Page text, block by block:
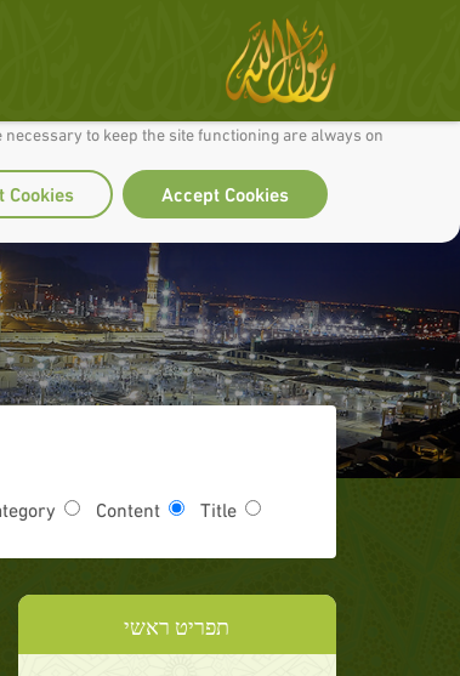
site work well for you and so we can continually improve it.
necessary to keep the site functioning are always on
Accept Cookies
Cookies
Title
Content
תפריט ראשי